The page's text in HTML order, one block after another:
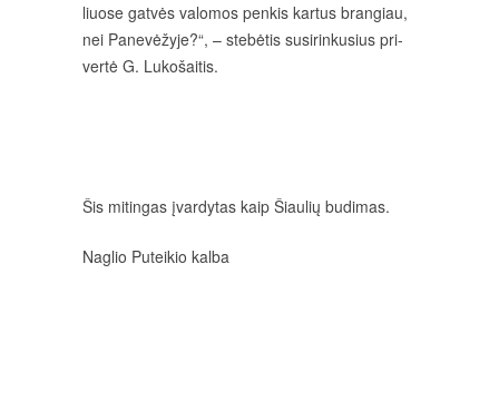
liuo­se gat­vės va­lo­mos pen­kis kar­tus bran­giau,
nei Pa­ne­vė­žy­je?“, – ste­bė­tis su­si­rin­ku­sius pri­
ver­tė G. Lu­ko­šai­tis.
Šis mi­tin­gas įvar­dy­tas kaip Šiau­lių bu­di­mas.
Naglio Puteikio kalba